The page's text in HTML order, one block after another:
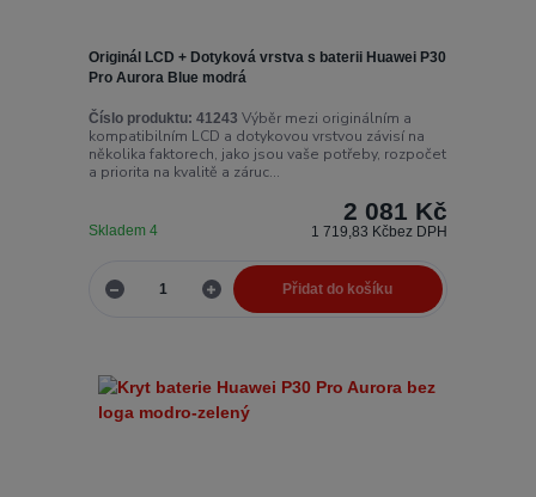
Originál LCD + Dotyková vrstva s baterii Huawei P30
Pro Aurora Blue modrá
Číslo produktu: 41243 Výběr mezi originálním a
kompatibilním LCD a dotykovou vrstvou závisí na
několika faktorech, jako jsou vaše potřeby, rozpočet
a priorita na kvalitě a záruc...
2 081 Kč
1 719,83 Kčbez DPH
Skladem 4
Přidat do košíku